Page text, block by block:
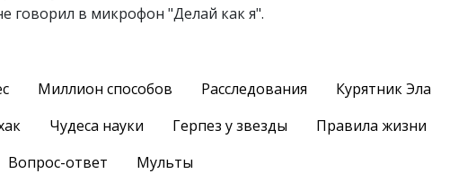
говорил в микрофон "Делай как я".
Миллион способов Расследования
Курятник Эла
Чудеса науки Герпез у звезды
Правила жизни
Вопрос-ответ Мульты